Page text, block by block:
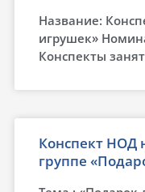
Название:
игрушек»
Конспекты
Конспект НОД
группе